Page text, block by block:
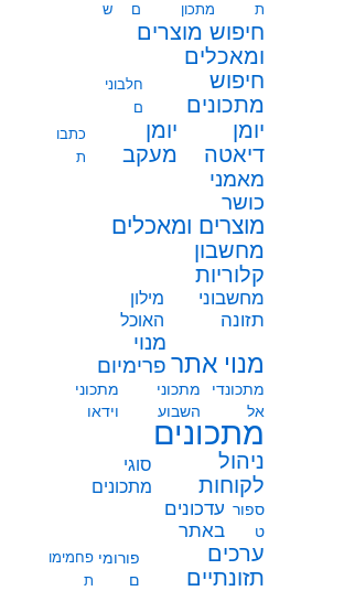
ת
מתכון
ם
ש
חיפוש מוצרים
ומאכלים
חיפוש
מתכונים
חלבוני
ם
יומן
דיאטה
יומן
מעקב
כתבו
ת
מאמני
כושר
מוצרים ומאכלים
מחשבון
קלוריות
מחשבוני
תזונה
מילון
האוכל
מנוי אתר
מנוי
פרימיום
מתכונדי
אל
מתכוני
השבוע
מתכוני
וידאו
מתכונים
ניהול
לקוחות
סוגי
מתכונים
ספור
ט
עדכונים
באתר
ערכים
תזונתיים
פורומי
ם
פחמימו
ת